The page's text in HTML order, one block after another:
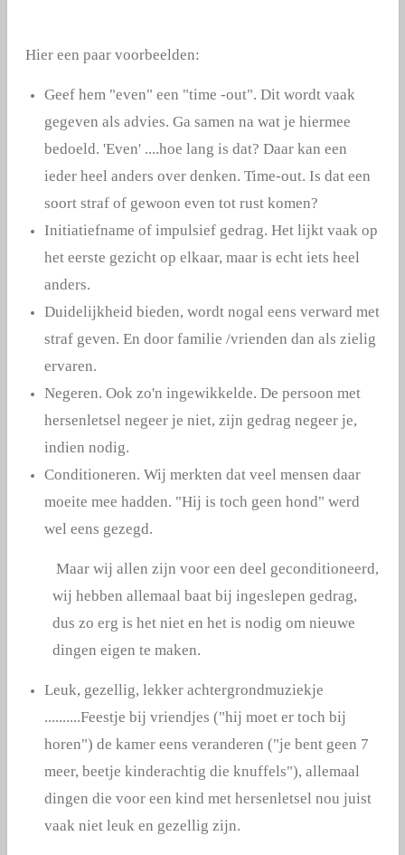
Hier een paar voorbeelden:
Geef hem "even" een "time -out". Dit wordt vaak
gegeven als advies. Ga samen na wat je hiermee
bedoeld. 'Even' ....hoe lang is dat? Daar kan een
ieder heel anders over denken. Time-out. Is dat een
soort straf of gewoon even tot rust komen?
Initiatiefname of impulsief gedrag. Het lijkt vaak op
het eerste gezicht op elkaar, maar is echt iets heel
anders.
Duidelijkheid bieden, wordt nogal eens verward met
straf geven. En door familie /vrienden dan als zielig
ervaren.
Negeren. Ook zo'n ingewikkelde. De persoon met
hersenletsel negeer je niet, zijn gedrag negeer je,
indien nodig.
Conditioneren. Wij merkten dat veel mensen daar
moeite mee hadden. "Hij is toch geen hond" werd
wel eens gezegd.
Maar wij allen zijn voor een deel geconditioneerd,
wij hebben allemaal baat bij ingeslepen gedrag,
dus zo erg is het niet en het is nodig om nieuwe
dingen eigen te maken.
Leuk, gezellig, lekker achtergrondmuziekje
..........Feestje bij vriendjes ("hij moet er toch bij
horen") de kamer eens veranderen ("je bent geen 7
meer, beetje kinderachtig die knuffels"), allemaal
dingen die voor een kind met hersenletsel nou juist
vaak niet leuk en gezellig zijn.